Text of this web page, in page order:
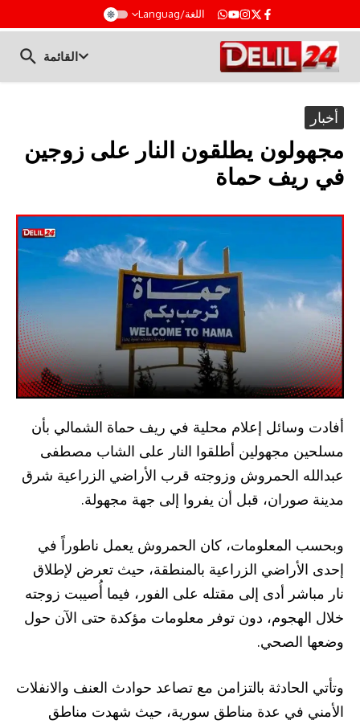
اللغة/Languag
القائمة
أخبار
مجهولون يطلقون النار على زوجين
في ريف حماة
أفادت وسائل إعلام محلية في ريف حماة الشمالي بأن
مسلحين مجهولين أطلقوا النار على الشاب مصطفى
عبدالله الحمروش وزوجته قرب الأراضي الزراعية شرق
مدينة صوران، قبل أن يفروا إلى جهة مجهولة.
وبحسب المعلومات، كان الحمروش يعمل ناطوراً في
إحدى الأراضي الزراعية بالمنطقة، حيث تعرض لإطلاق
نار مباشر أدى إلى مقتله على الفور، فيما أُصيبت زوجته
خلال الهجوم، دون توفر معلومات مؤكدة حتى الآن حول
وضعها الصحي.
وتأتي الحادثة بالتزامن مع تصاعد حوادث العنف والانفلات
الأمني في عدة مناطق سورية، حيث شهدت مناطق